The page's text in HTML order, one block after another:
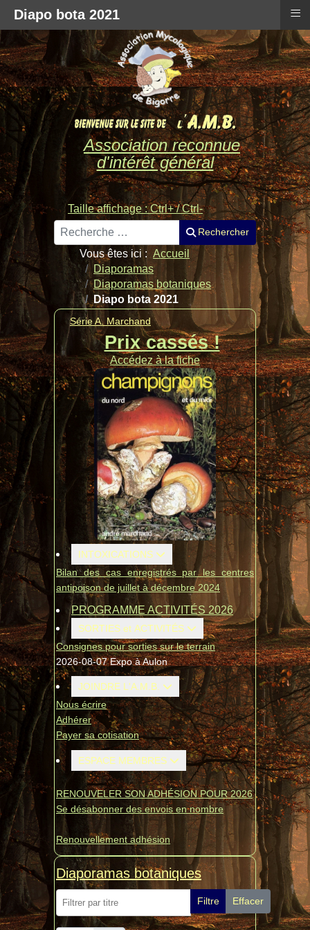
Association reconnue
d'intérêt général
Taille affichage : Ctrl+ / Ctrl-
Rechercher
Rechercher
Vous êtes ici : Accueil
Diaporamas
Diaporamas botaniques
Diapo bota 2021
Série A. Marchand
Prix cassés !
Accédez à la fiche
INTOXICATIONS
Bilan des cas enregistrés par les centres
antipoison de juillet à décembre 2024
PROGRAMME ACTIVITÉS 2026
SORTIES et ACTIVITÉS
Consignes pour sorties sur le terrain
2026-08-07 Expo à Aulon
JOINDRE L'A.M.B.
Nous écrire
Adhérer
Payer sa cotisation
ESPACE MEMBRES
RENOUVELER SON ADHÉSION POUR 2026
Se désabonner des envois en nombre
Renouvellement adhésion
Diaporamas botaniques
Filtre Effacer
Diapo bota 2021 ≡